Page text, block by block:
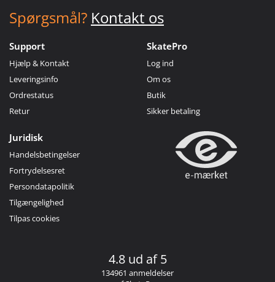
Spørgsmål? Kontakt os
Support
Hjælp & Kontakt
Leveringsinfo
Ordrestatus
Retur
SkatePro
Log ind
Om os
Butik
Sikker betaling
Juridisk
Handelsbetingelser
Fortrydelsesret
Persondatapolitik
Tilgængelighed
Tilpas cookies
4.8 ud af 5
134961 anmeldelser